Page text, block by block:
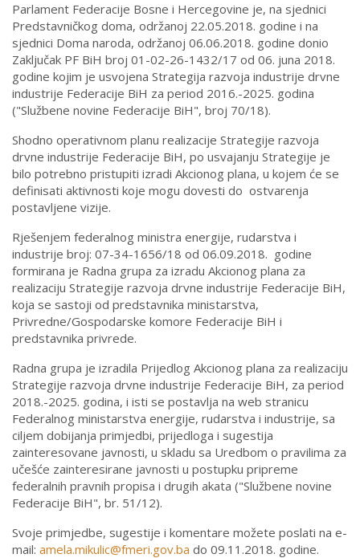
Parlament Federacije Bosne i Hercegovine je, na sjednici
Predstavničkog doma, održanoj 22.05.2018. godine i na
sjednici Doma naroda, održanoj 06.06.2018. godine donio
Zaključak PF BiH broj 01-02-26-1432/17 od 06. juna 2018.
godine kojim je usvojena Strategija razvoja industrije drvne
industrije Federacije BiH za period 2016.-2025. godina
("Službene novine Federacije BiH", broj 70/18).
Shodno operativnom planu realizacije Strategije razvoja
drvne industrije Federacije BiH, po usvajanju Strategije je
bilo potrebno pristupiti izradi Akcionog plana, u kojem će se
definisati aktivnosti koje mogu dovesti do ostvarenja
postavljene vizije.
Rješenjem federalnog ministra energije, rudarstva i
industrije broj: 07-34-1656/18 od 06.09.2018. godine
formirana je Radna grupa za izradu Akcionog plana za
realizaciju Strategije razvoja drvne industrije Federacije BiH,
koja se sastoji od predstavnika ministarstva,
Privredne/Gospodarske komore Federacije BiH i
predstavnika privrede.
Radna grupa je izradila Prijedlog Akcionog plana za realizaciju
Strategije razvoja drvne industrije Federacije BiH, za period
2018.-2025. godina, i isti se postavlja na web stranicu
Federalnog ministarstva energije, rudarstva i industrije, sa
ciljem dobijanja primjedbi, prijedloga i sugestija
zainteresovane javnosti, u skladu sa Uredbom o pravilima za
učešće zainteresirane javnosti u postupku pripreme
federalnih pravnih propisa i drugih akata ("Službene novine
Federacije BiH", br. 51/12).
Svoje primjedbe, sugestije i komentare možete poslati na e-
mail: amela.mikulic@fmeri.gov.ba do 09.11.2018. godine.